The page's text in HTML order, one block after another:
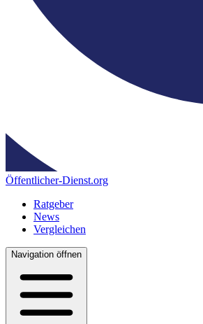
Öffentlicher-Dienst.org
Ratgeber
News
Vergleichen
Navigation öffnen